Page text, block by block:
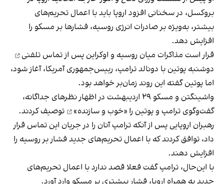
بروکسل، در سخنانی افزود اروپا باید با اعمال تحریم‌های
بیشتر، به‌ویژه بر صادرات انرژی روسیه، فشارها بر مسکو را
افزایش دهد.
قرار است مذاکرات میان روسیه و اوکراین پس ازتماس تلفنی
دوشنبه پوتین با دونالد ترامپ، رییس‌جمهوری آمریکا، آغاز شود،
اما پوتین گفته این روند زمان‌بر خواهد بود.
واشینگتن و مسکو ۲۹ اردیبهشت در اظهار نظرهای جداگانه،
گفت‌وگو‌ی ترامپ و پوتین را «خوب و سازنده»
توصیف کردند.
رهبران اروپایی پس از آنکه ترامپ آنان را در جریان این تماس قرار
داد، توافق کردند که با اعمال تحریم‌های جدید فشار بر روسیه را
افزایش دهند.
با این‌حال، ترامپ گفت فعلا قصد ندارد با اعمال تحریم‌های
جدید به همراه اروپا، فشار بیشتری بر مسکو وارد آورد.